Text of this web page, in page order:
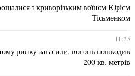
з криворізьким воїном Юрієм
Тісьменком
11:25
ринку загасили: вогонь пошкодив
200 кв. метрів